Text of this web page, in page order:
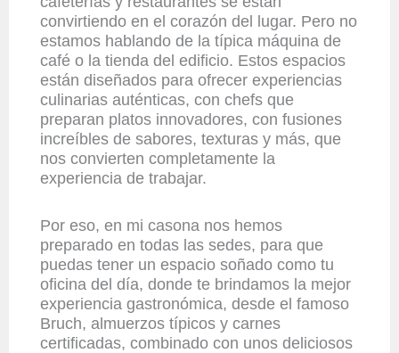
convirtiendo en el corazón del lugar. Pero no
estamos hablando de la típica máquina de
café o la tienda del edificio. Estos espacios
están diseñados para ofrecer experiencias
culinarias auténticas, con chefs que
preparan platos innovadores, con fusiones
increíbles de sabores, texturas y más, que
nos convierten completamente la
experiencia de trabajar.
Por eso, en mi casona nos hemos
preparado en todas las sedes, para que
puedas tener un espacio soñado como tu
oficina del día, donde te brindamos la mejor
experiencia gastronómica, desde el famoso
Bruch, almuerzos típicos y carnes
certificadas, combinado con unos deliciosos